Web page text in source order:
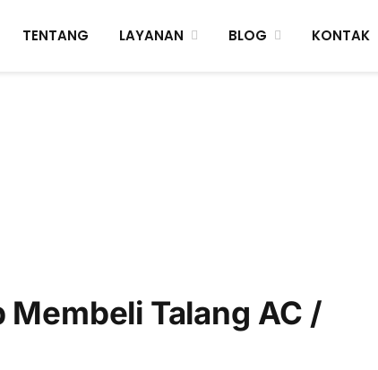
TENTANG LAYANAN BLOG KONTAK
Talang AC /